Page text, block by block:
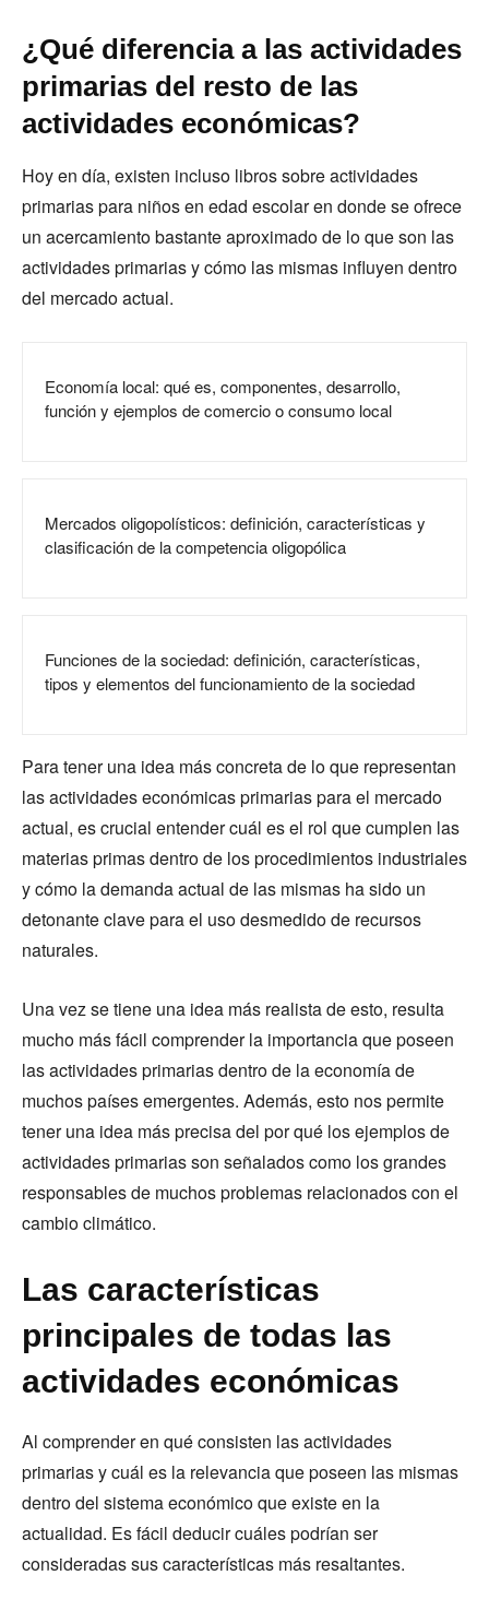
¿Qué diferencia a las actividades
primarias del resto de las
actividades económicas?
Hoy en día, existen incluso libros sobre actividades
primarias para niños en edad escolar en donde se ofrece
un acercamiento bastante aproximado de lo que son las
actividades primarias y cómo las mismas influyen dentro
del mercado actual.
Economía local: qué es, componentes, desarrollo,
función y ejemplos de comercio o consumo local
Mercados oligopolísticos: definición, características y
clasificación de la competencia oligopólica
Funciones de la sociedad: definición, características,
tipos y elementos del funcionamiento de la sociedad
Para tener una idea más concreta de lo que representan
las actividades económicas primarias para el mercado
actual, es crucial entender cuál es el rol que cumplen las
materias primas dentro de los procedimientos industriales
y cómo la demanda actual de las mismas ha sido un
detonante clave para el uso desmedido de recursos
naturales.
Una vez se tiene una idea más realista de esto, resulta
mucho más fácil comprender la importancia que poseen
las actividades primarias dentro de la economía de
muchos países emergentes. Además, esto nos permite
tener una idea más precisa del por qué los ejemplos de
actividades primarias son señalados como los grandes
responsables de muchos problemas relacionados con el
cambio climático.
Las características
principales de todas las
actividades económicas
Al comprender en qué consisten las actividades
primarias y cuál es la relevancia que poseen las mismas
dentro del sistema económico que existe en la
actualidad. Es fácil deducir cuáles podrían ser
consideradas sus características más resaltantes.